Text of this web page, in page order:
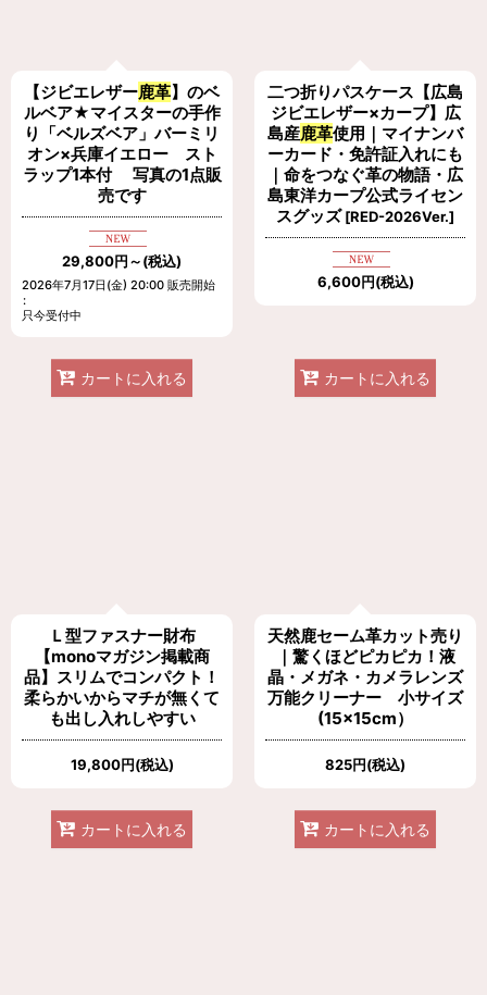
【ジビエレザー鹿革】のベ
ルベア★マイスターの手作
り「ベルズベア」バーミリ
オン×兵庫イエロー スト
ラップ1本付 写真の1点販
売です
29,800円～(税込)
2026年7月17日(金) 20:00 販売開始
:
只今受付中
カートに入れる
二つ折りパスケース【広島
ジビエレザー×カープ】広
島産鹿革使用｜マイナンバ
ーカード・免許証入れにも
｜命をつなぐ革の物語・広
島東洋カープ公式ライセン
スグッズ [RED-2026Ver.]
6,600円(税込)
カートに入れる
Ｌ型ファスナー財布
【monoマガジン掲載商
品】スリムでコンパクト！
柔らかいからマチが無くて
も出し入れしやすい
19,800円(税込)
カートに入れる
天然鹿セーム革カット売り
｜驚くほどピカピカ！液
晶・メガネ・カメラレンズ
万能クリーナー 小サイズ
(15×15cm）
825円(税込)
カートに入れる